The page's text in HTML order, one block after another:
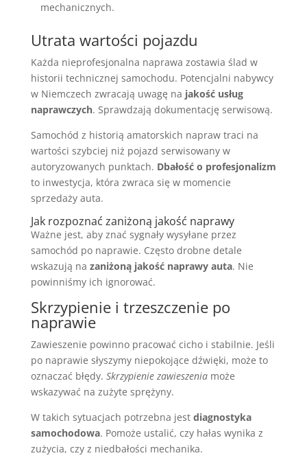
mechanicznych.
Utrata wartości pojazdu
Każda nieprofesjonalna naprawa zostawia ślad w
historii technicznej samochodu. Potencjalni nabywcy
w Niemczech zwracają uwagę na jakość usług
naprawczych. Sprawdzają dokumentację serwisową.
Samochód z historią amatorskich napraw traci na
wartości szybciej niż pojazd serwisowany w
autoryzowanych punktach. Dbałość o profesjonalizm
to inwestycja, która zwraca się w momencie
sprzedaży auta.
Jak rozpoznać zaniżoną jakość naprawy
Ważne jest, aby znać sygnały wysyłane przez
samochód po naprawie. Często drobne detale
wskazują na zaniżoną jakość naprawy auta. Nie
powinniśmy ich ignorować.
Skrzypienie i trzeszczenie po
naprawie
Zawieszenie powinno pracować cicho i stabilnie. Jeśli
po naprawie słyszymy niepokojące dźwięki, może to
oznaczać błędy. Skrzypienie zawieszeniamoże
wskazywać na zużyte sprężyny.
W takich sytuacjach potrzebna jest diagnostyka
samochodowa. Pomoże ustalić, czy hałas wynika z
zużycia, czy z niedbałości mechanika.